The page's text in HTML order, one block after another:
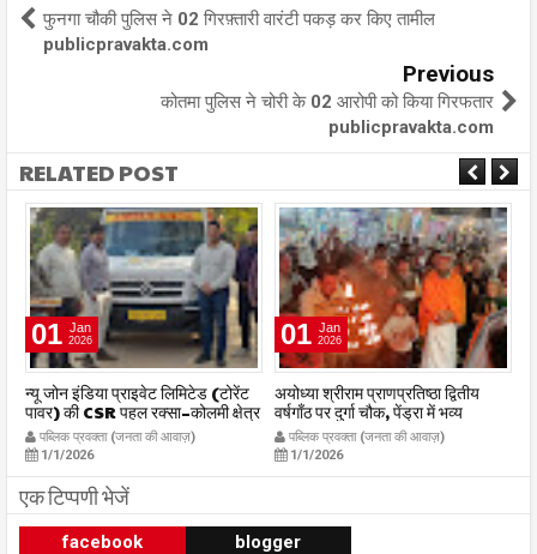
फुनगा चौकी पुलिस ने 02 गिरफ़्तारी वारंटी पकड़ कर किए तामील
publicpravakta.com
Previous
कोतमा पुलिस ने चोरी के 02 आरोपी को किया गिरफतार
publicpravakta.com
RELATED POST
01 Jan
2026
न्यू जोन इंडिया प्राइवेट लिमिटेड (टोरेंट
पावर) की CSR पहल रक्सा–कोलमी क्षेत्र
में चलित अस्पताल एम्बुलेंस सेवा का
शुभारंभ publicpravakta.com
पब्लिक प्रवक्ता (जनता की आवाज़)
1/1/2026
01 Jan
2026
अयोध्या श्रीराम प्राणप्रतिष्ठा द्वितीय
वर्षगाँठ पर दुर्गा चौक, पेंड्रा में भव्य
महाआरती सम्पन्न
publicpravakta.com
पब्लिक प्रवक्ता (जनता की आवाज़)
1/1/2026
एक टिप्पणी भेजें
facebook blogger